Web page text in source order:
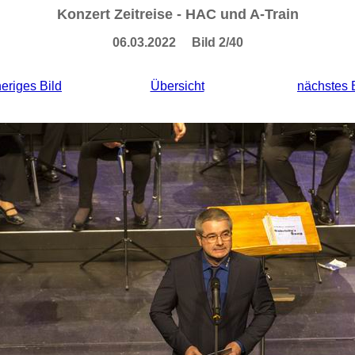
Konzert Zeitreise - HAC und A-Train
06.03.2022 Bild 2/40
Bild Übersicht nächstes